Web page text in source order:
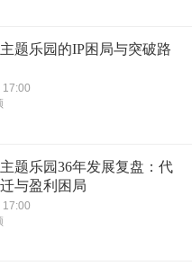
题乐园的IP困局与突破路
17:00
题乐园36年发展复盘：代
与盈利困局
17:00